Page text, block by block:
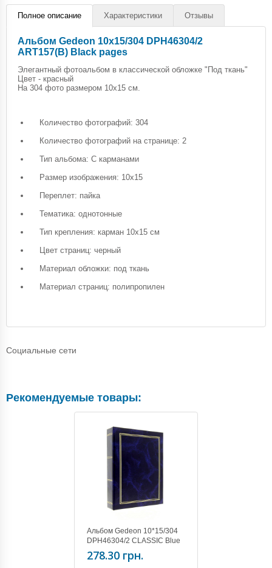
Полное описание Характеристики Отзывы
Альбом Gedeon 10х15/304 DPH46304/2
ART157(B) Black pages
Элегантный фотоальбом в классической обложке "Под ткань"
Цвет - красный
На 304 фото размером 10х15 см.
Количество фотографий: 304
Количество фотографий на странице: 2
Тип альбома: С карманами
Размер изображения: 10х15
Переплет: пайка
Тематика: однотонные
Тип крепления: карман 10х15 см
Цвет страниц: черный
Материал обложки: под ткань
Материал страниц: полипропилен
Социальные сети
Рекомендуемые товары:
Альбом Gedeon 10*15/304
DPH46304/2 CLASSIC Blue
278.30 грн.